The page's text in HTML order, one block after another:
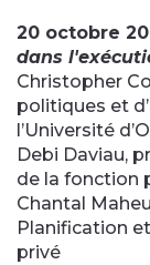
20 octobre
dans
Christopher
politiques et
l’Université
Debi Daviau,
de la fonction
Chantal
Planification
privé